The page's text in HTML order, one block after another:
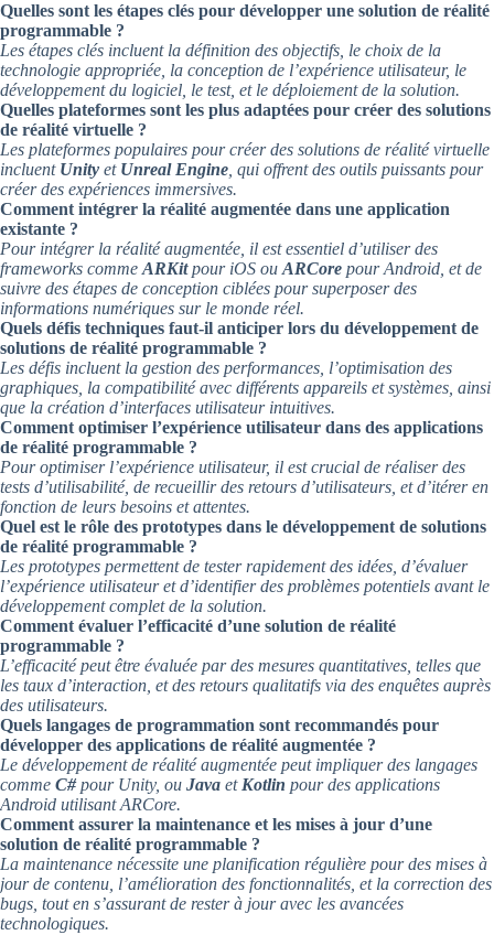
Quelles sont les étapes clés pour développer une solution de réalité
programmable ?
Les étapes clés incluent la définition des objectifs, le choix de la
technologie appropriée, la conception de l’expérience utilisateur, le
développement du logiciel, le test, et le déploiement de la solution.
Quelles plateformes sont les plus adaptées pour créer des solutions
de réalité virtuelle ?
Les plateformes populaires pour créer des solutions de réalité virtuelle
incluent Unity et Unreal Engine, qui offrent des outils puissants pour
créer des expériences immersives.
Comment intégrer la réalité augmentée dans une application
existante ?
Pour intégrer la réalité augmentée, il est essentiel d’utiliser des
frameworks commeARKitpour iOS ouARCore pour Android, et de
suivre des étapes de conception ciblées pour superposer des
informations numériques sur le monde réel.
Quels défis techniques faut-il anticiper lors du développement de
solutions de réalité programmable ?
Les défis incluent la gestion des performances, l’optimisation des
graphiques, la compatibilité avec différents appareils et systèmes, ainsi
que la création d’interfaces utilisateur intuitives.
Comment optimiser l’expérience utilisateur dans des applications
de réalité programmable ?
Pour optimiser l’expérience utilisateur, il est crucial de réaliser des
tests d’utilisabilité, de recueillir des retours d’utilisateurs, et d’itérer en
fonction de leurs besoins et attentes.
Quel est le rôle des prototypes dans le développement de solutions
de réalité programmable ?
Les prototypes permettent de tester rapidement des idées, d’évaluer
l’expérience utilisateur et d’identifier des problèmes potentiels avant le
développement complet de la solution.
Comment évaluer l’efficacité d’une solution de réalité
programmable ?
L’efficacité peut être évaluée par des mesures quantitatives, telles que
les taux d’interaction, et des retours qualitatifs via des enquêtes auprès
des utilisateurs.
Quels langages de programmation sont recommandés pour
développer des applications de réalité augmentée ?
Le développement de réalité augmentée peut impliquer des langages
comme C#pour Unity, ou Java etKotlin pour des applications
Android utilisant ARCore.
Comment assurer la maintenance et les mises à jour d’une
solution de réalité programmable ?
La maintenance nécessite une planification régulière pour des mises à
jour de contenu, l’amélioration des fonctionnalités, et la correction des
bugs, tout en s’assurant de rester à jour avec les avancées
technologiques.